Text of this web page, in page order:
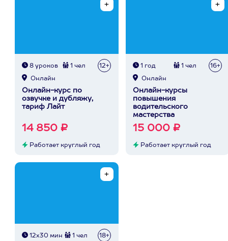
8 уроков 1 чел 12+
Онлайн
Онлайн-курс по
озвучке и дубляжу,
тариф Лайт
14 850 ₽
Работает круглый год
1 год 1 чел 16+
Онлайн
Онлайн-курсы
повышения
водительского
мастерства
15 000 ₽
Работает круглый год
12х30 мин 1 чел 18+